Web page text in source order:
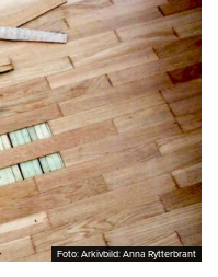
Foto: Arkivbild: Anna Rytterbrant
Foto: Arkivbild: Anna Rytterbrant